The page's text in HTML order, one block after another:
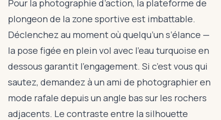
Pour la photographie d’action, la plateforme de
plongeon de la zone sportive est imbattable.
Déclenchez au moment où quelqu’un s’élance —
la pose figée en plein vol avec l’eau turquoise en
dessous garantit l’engagement. Si c’est vous qui
sautez, demandez à un ami de photographier en
mode rafale depuis un angle bas sur les rochers
adjacents. Le contraste entre la silhouette